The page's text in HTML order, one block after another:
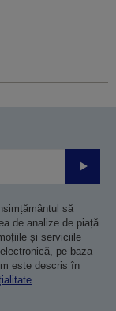
să
de analize de piață
și serviciile
pe baza
este descris în